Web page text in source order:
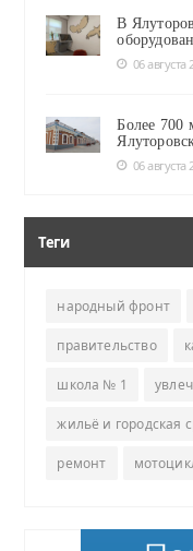
В
06 августа
Более 700
06 августа
Теги
народный фронт
правительство
школа № 1
жильё и городская
ремонт